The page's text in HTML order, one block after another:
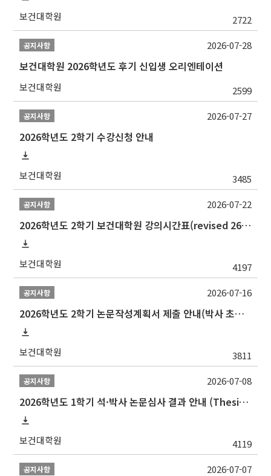
보건대학원 2722
공지사항
보건대학원 2026학년도 후기 신입생 오리엔테이션
보건대학원 2599
2026-07-28
공지사항
2026학년도 2학기 수강신청 안내
보건대학원 3485
2026-07-27
공지사항
2026학년도 2학기 보건대학원 강의시간표(revised 260803)(2026 2nd SEMESTER SNU GSPH TIMETABLE)
보건대학원 4197
2026-07-22
공지사항
2026학년도 2학기 논문작성계획서 제출 안내(박사 초심 일정 포함)_Thesis Proposal
보건대학원 3811
2026-07-16
공지사항
2026학년도 1학기 석·박사 논문심사 결과 안내 (Thesis Defense Result)
보건대학원 4119
2026-07-08
공지사항 2026-07-07